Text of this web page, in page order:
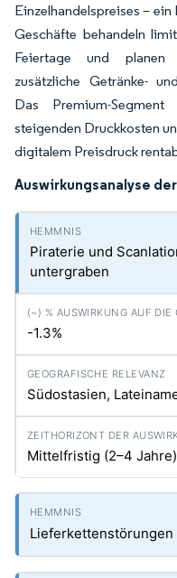
Einzelhandelspreises –
Geschäfte behandeln
Feiertage und planen
zusätzliche Getränke-
Das Premium-
steigenden Druckkosten
digitalem Preisdruck
Auswirkungsanalyse
Piraterie und
untergraben
-1.3%
Südostasien,
Mittelfristig (2–4 Jahre)